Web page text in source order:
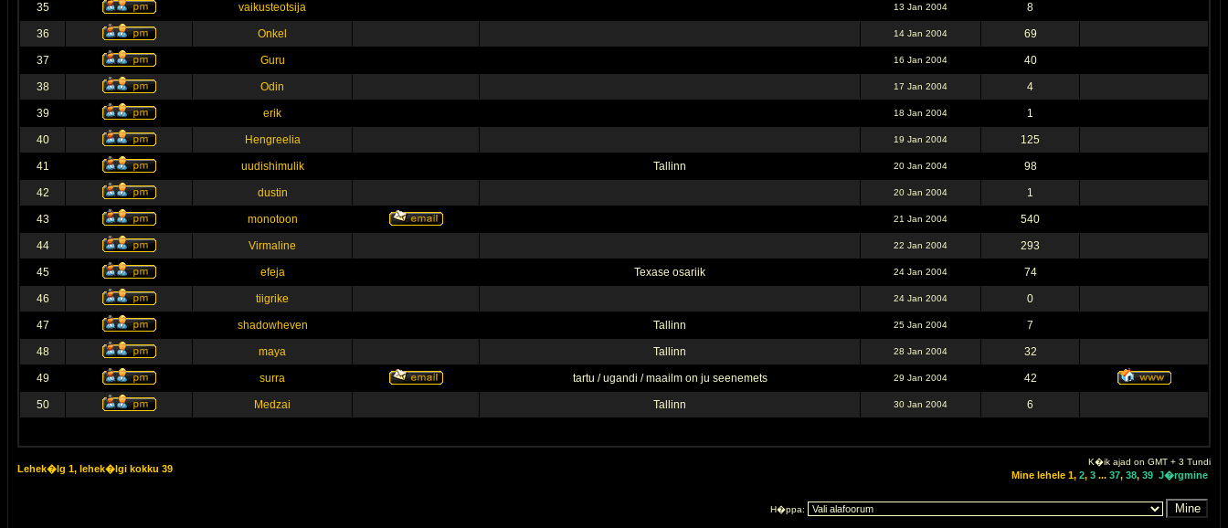
35 vaikusteotsija 13 Jan 2004 8
36 Onkel 14 Jan 2004 69
37 Guru 16 Jan 2004 40
38 Odin 17 Jan 2004 4
39 erik 18 Jan 2004 1
40 Hengreelia 19 Jan 2004 125
41 uudishimulik Tallinn 20 Jan 2004 98
42 dustin 20 Jan 2004 1
43 monotoon 21 Jan 2004 540
44 Virmaline 22 Jan 2004 293
45 efeja Texase osariik 24 Jan 2004 74
46 tiigrike 24 Jan 2004 0
47 shadowheven Tallinn 25 Jan 2004 7
48 maya Tallinn 28 Jan 2004 32
49 surra tartu / ugandi / maailm on ju seenemets 29 Jan 2004 42
50 Medzai Tallinn 30 Jan 2004 6
Lehek�lg 1, lehek�lgi kokku 39
K�ik ajad on GMT + 3 Tundi
Mine lehele 1, 2, 3 ... 37, 38, 39 J�rgmine
H�ppa: